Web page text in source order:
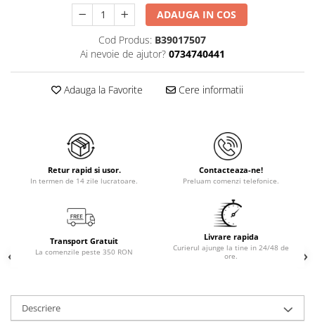
ADAUGA IN COS
Cod Produs: B39017507
Ai nevoie de ajutor? 0734740441
Adauga la Favorite Cere informatii
Retur rapid si usor.
In termen de 14 zile lucratoare.
Contacteaza-ne!
Preluam comenzi telefonice.
Transport Gratuit
La comenzile peste 350 RON
Livrare rapida
Curierul ajunge la tine in 24/48 de
ore.
Descriere